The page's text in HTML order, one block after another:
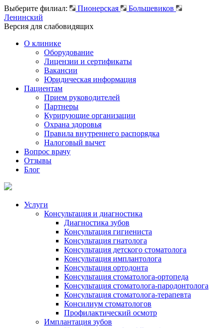
Выберите филиал: Пионерская
Большевиков
Ленинский
Версия для слабовидящих
О клинике
Оборудование
Лицензии и сертификаты
Вакансии
Юридическая информация
Пациентам
Прием руководителей
Партнеры
Курирующие организации
Охрана здоровья
Правила внутреннего распорядка
Налоговый вычет
Вопрос врачу
Отзывы
Блог
Услуги
Консультация и диагностика
Диагностика зубов
Консультация гигиениста
Консультация гнатолога
Консультация детского стоматолога
Консультация имплантолога
Консультация ортодонта
Консультация стоматолога-ортопеда
Консультация стоматолога-пародонтолога
Консультация стоматолога-терапевта
Консилиум стоматологов
Профилактический осмотр
Имплантация зубов